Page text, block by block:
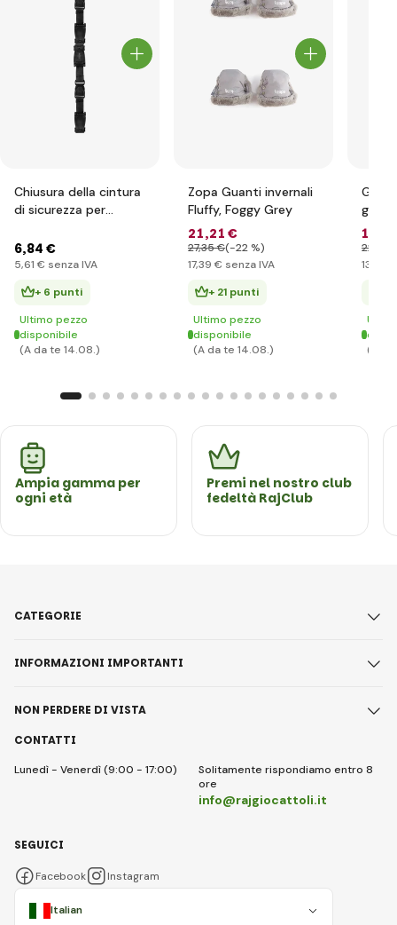
Chiusura della cintura
di sicurezza per
DELUXE, Nero
6,84 €
5,61 € senza IVA
+ 6 punti
Ultimo pezzo
disponibile
(A da te 14.08.)
Zopa Guanti invernali
Fluffy, Foggy Grey
21,21 €
27,35 €(-22 %)
17,39 € senza IVA
+ 21 punti
Ultimo pezzo
disponibile
(A da te 14.08.)
grigi
16
22
13
(A
Ampia gamma per
ogni età
Premi nel nostro club
fedeltà RajClub
CONTATTI
Lunedì - Venerdì (9:00 - 17:00)
Solitamente rispondiamo entro 8
ore
info@rajgiocattoli.it
CATEGORIE
INFORMAZIONI IMPORTANTI
NON PERDERE DI VISTA
Italian
SEGUICI
Facebook Instagram